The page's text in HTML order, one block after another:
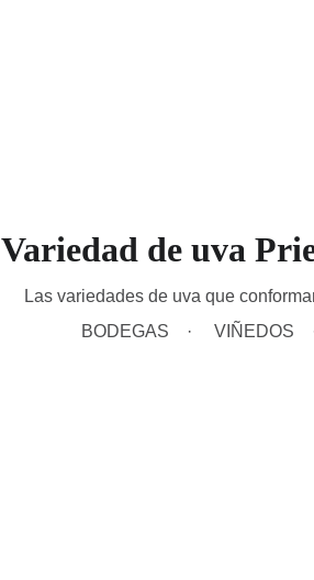
Variedad de uva
Las variedades de uva que
BODEGAS
VIÑEDOS